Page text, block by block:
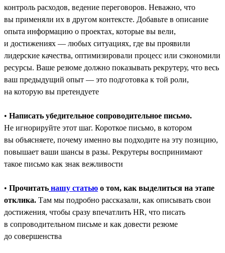
контроль расходов, ведение переговоров. Неважно, что
вы применяли их в другом контексте. Добавьте в описание
опыта информацию о проектах, которые вы вели,
и достижениях ― любых ситуациях, где вы проявили
лидерские качества, оптимизировали процесс или сэкономили
ресурсы. Ваше резюме должно показывать рекрутеру, что весь
ваш предыдущий опыт — это подготовка к той роли,
на которую вы претендуете
• Написать убедительное сопроводительное письмо.
Не игнорируйте этот шаг. Короткое письмо, в котором
вы объясняете, почему именно вы подходите на эту позицию,
повышает ваши шансы в разы. Рекрутеры воспринимают
такое письмо как знак вежливости
• Прочитать нашу статью о том, как выделиться на этапе
отклика. Там мы подробно рассказали, как описывать свои
достижения, чтобы сразу впечатлить HR, что писать
в сопроводительном письме и как довести резюме
до совершенства